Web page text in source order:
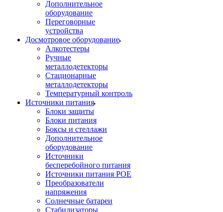
Дополнительное
оборудование
Переговорные
устройства
Досмотровое оборудование
Алкотестеры
Ручные
металлодетекторы
Стационарные
металлодетекторы
Температурный контроль
Источники питания
Блоки защиты
Блоки питания
Боксы и стеллажи
Дополнительное
оборудование
Источники
бесперебойного питания
Источники питания POE
Преобразователи
напряжения
Солнечные батареи
Стабилизаторы